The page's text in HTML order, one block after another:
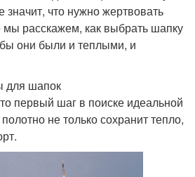
значит, что нужно жертвовать
мы расскажем, как выбрать шапку
они были и теплыми, и
для шапок
первый шаг в поиске идеальной
не только сохранит тепло,